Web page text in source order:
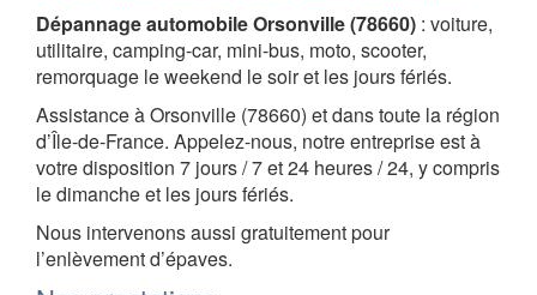
Dépannage automobile Orsonville (78660) : voiture,
utilitaire, camping-car, mini-bus, moto, scooter,
remorquage le weekend le soir et les jours fériés.
Assistance à Orsonville (78660) et dans toute la région
d’Île-de-France. Appelez-nous, notre entreprise est à
votre disposition 7 jours / 7 et 24 heures / 24, y compris
le dimanche et les jours fériés.
Nous intervenons aussi gratuitement pour
l’enlèvement d’épaves.